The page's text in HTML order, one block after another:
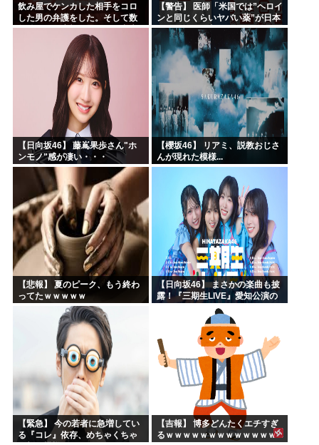
飲み屋でケンカした相手をコロ
した男の弁護をした。そして数
年後、因果応報を思わせる出来
【警告】 医師「米国では”ヘロイ
ンと同じくらいヤバい薬”が日本
では平気で処方されてる」
【日向坂46】 藤嶌果歩さん"ホ
ンモノ"感が凄い・・・
【櫻坂46】 リアミ、説教おじさ
んが現れた模様...
【悲報】 夏のピーク、もう終わ
ってたｗｗｗｗｗ
【日向坂46】 まさかの楽曲も披
露！『三期生LIVE』愛知公演の
【緊急】 今の若者に急増してい
る『コレ』依存、めちゃくちゃ
【吉報】 博多どんたくエチすぎ
るｗｗｗｗｗｗｗｗｗｗｗｗｗ